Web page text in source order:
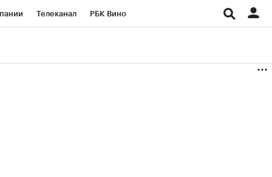
Телеканал РБК Вино